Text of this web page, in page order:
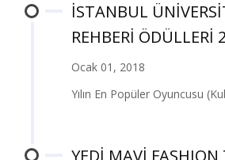
İSTANBUL
REHBERİ ÖDÜLLERİ
Ocak 01, 2018
Yılın En Popüler Oyuncusu
YEDİ MAVİ